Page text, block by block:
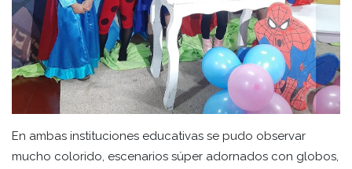
En ambas instituciones educativas se pudo observar
mucho colorido, escenarios súper adornados con globos,